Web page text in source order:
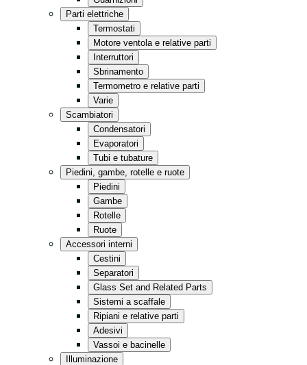
Minimarket
Vendita al dettaglio
Tutto in nero
Cucina
Conservazione
Fast Food
Parti elettriche
Termostati
Motore ventola e relative parti
Interruttori
Sbrinamento
Termometro e relative parti
Varie
Scambiatori
Condensatori
Evaporatori
Tubi e tubature
Piedini, gambe, rotelle e ruote
Piedini
Gambe
Rotelle
Ruote
Accessori interni
Cestini
Separatori
Glass Set and Related Parts
Sistemi a scaffale
Ripiani e relative parti
Adesivi
Vassoi e bacinelle
Illuminazione